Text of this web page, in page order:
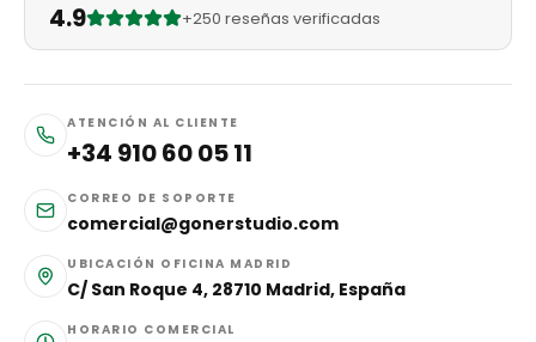
4.9 +250 reseñas verificadas
ATENCIÓN AL CLIENTE
+34 910 60 05 11
CORREO DE SOPORTE
comercial@gonerstudio.com
UBICACIÓN OFICINA MADRID
C/ San Roque 4, 28710 Madrid, España
HORARIO COMERCIAL